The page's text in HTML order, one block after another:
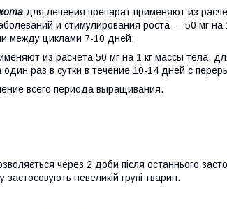
для лечения препарат применяют из
и стимулирования роста — 50 мг на
между циклами 7-10 дней;
из расчета 50 мг на 1 кг массы тела,
раз в сутки в течение 10-14 дней с
всего периода выращивания.
через 2 доби після останнього
невеликій групі тварин.